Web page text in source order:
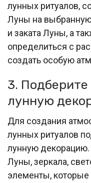
лунных ритуалов,
Луны на
и заката Луны, а
определиться с
создать особую
3.
лунную
Для создания
лунных ритуалов
лунную
Луны, зеркала,
элементы,